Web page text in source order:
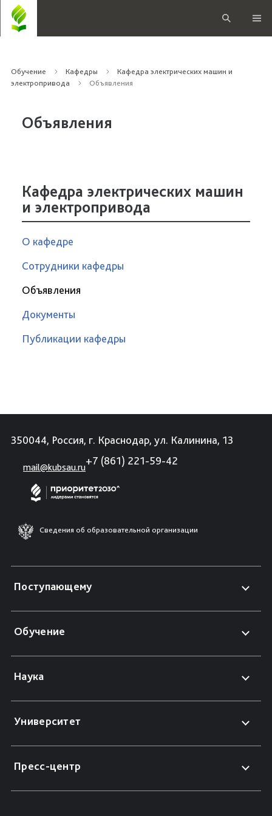
Обучение Кафедры
Кафедра электрических машин и
электропривода
Объявления
Объявления
Кафедра электрических машин
и электропривода
О кафедре
Сотрудники кафедры
Объявления
Документы
Публикации кафедры
350044, Россия, г. Краснодар, ул. Калинина, 13
mail@kubsau.ru
+7 (861) 221-59-42
Сведения об образовательной организации
Поступающему
Обучение
Наука
Университет
Пресс-центр